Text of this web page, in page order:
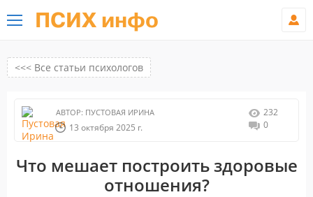
ПСИХ инфо
<<< Все статьи психологов
АВТОР: ПУСТОВАЯ ИРИНА
13 октября 2025 г.
232
0
Что мешает построить здоровые
отношения?